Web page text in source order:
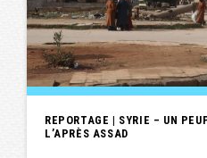
REPORTAGE | SYRIE – UN
L’APRÈS ASSAD